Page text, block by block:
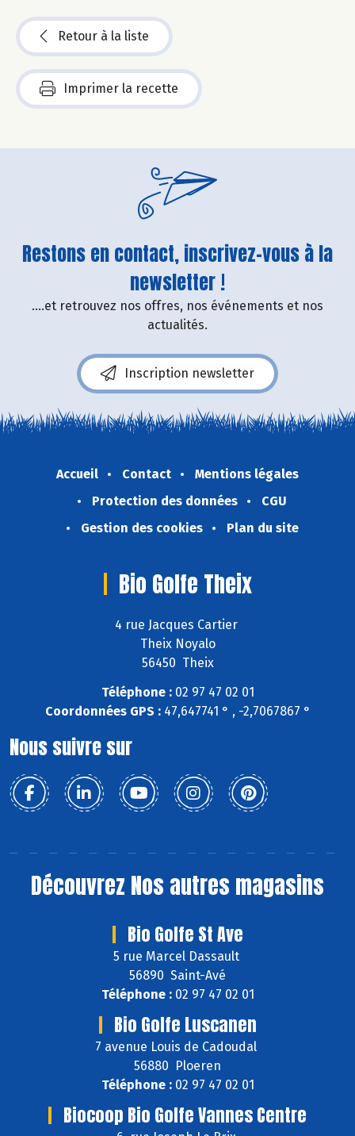
Retour à la liste
Imprimer la recette
Restons en contact, inscrivez-vous à la
newsletter !
....et retrouvez nos offres, nos événements et nos
actualités.
Inscription newsletter
Accueil Contact
Mentions légales
Protection des données
CGU
Gestion des cookies
Plan du site
Bio Golfe Theix
4 rue Jacques Cartier
Theix Noyalo
56450 Theix
Téléphone :02 97 47 02 01
Coordonnées GPS :47,647741 ° , -2,7067867 °
Nous suivre sur
Découvrez Nos autres magasins
Bio Golfe St Ave
5 rue Marcel Dassault
56890 Saint-Avé
Téléphone :02 97 47 02 01
Bio Golfe Luscanen
7 avenue Louis de Cadoudal
56880 Ploeren
Téléphone :02 97 47 02 01
Biocoop Bio Golfe Vannes Centre